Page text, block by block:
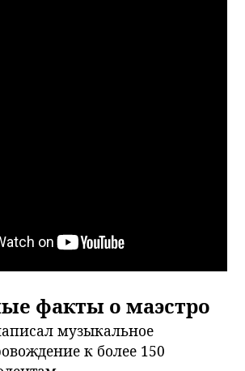
факты о маэстро
музыкальное
к более 150